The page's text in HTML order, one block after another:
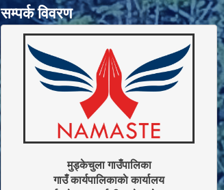
सम्पर्क विवरण
मुड्केचुला गाउँपालिका
गाउँ कार्यपालिकाकाे कार्यालय